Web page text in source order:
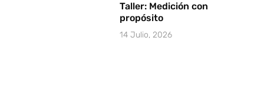
Taller: Medición con
propósito
14 Julio, 2026